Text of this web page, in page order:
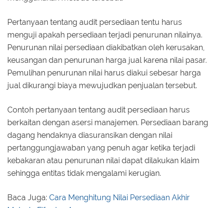
Pertanyaan tentang audit persediaan tentu harus
menguji apakah persediaan terjadi penurunan nilainya.
Penurunan nilai persediaan diakibatkan oleh kerusakan,
keusangan dan penurunan harga jual karena nilai pasar.
Pemulihan penurunan nilai harus diakui sebesar harga
jual dikurangi biaya mewujudkan penjualan tersebut.
Contoh pertanyaan tentang audit persediaan harus
berkaitan dengan asersi manajemen. Persediaan barang
dagang hendaknya diasuransikan dengan nilai
pertanggungjawaban yang penuh agar ketika terjadi
kebakaran atau penurunan nilai dapat dilakukan klaim
sehingga entitas tidak mengalami kerugian.
Baca Juga: Cara Menghitung Nilai Persediaan Akhir